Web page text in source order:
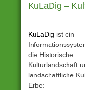
KuLaDig –
KuLaDig ist ein
die Historische
Kulturlandschaft
landschaftliche
Erbe: